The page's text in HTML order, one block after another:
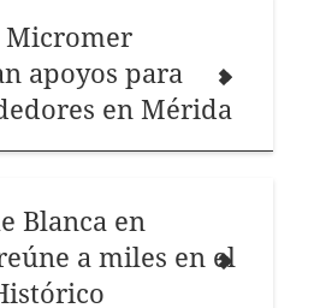
Micromer
apoyos para
en Mérida
Blanca en
a miles en el